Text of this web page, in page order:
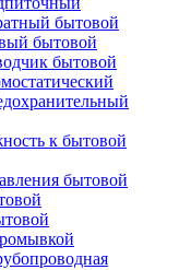
бытовой
бытовой
бытовой
к бытовой
бытовой